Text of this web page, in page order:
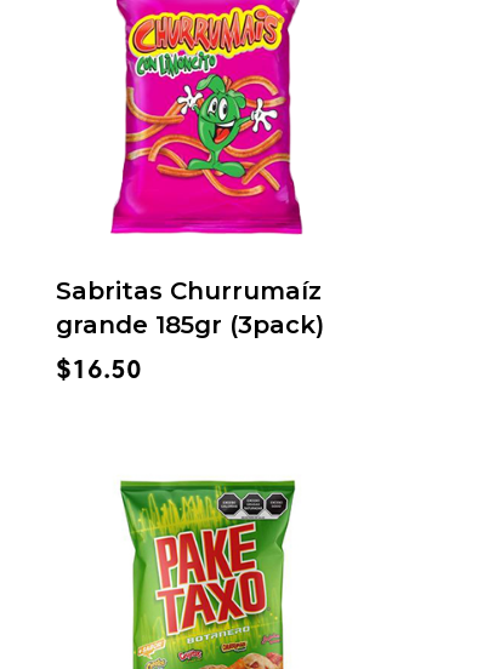
Sabritas Churrumaíz
grande 185gr (3pack)
$16.50